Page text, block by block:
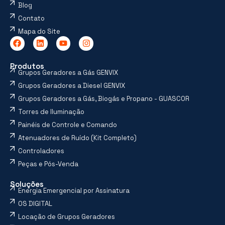
Blog
Contato
Mapa do Site
Produtos
Grupos Geradores a Gás GENVIX
Grupos Geradores a Diesel GENVIX
Grupos Geradores a Gás, Biogás e Propano - GUASCOR
Torres de Iluminação
Painéis de Controle e Comando
Atenuadores de Ruído (Kit Completo)
Controladores
Peças e Pós-Venda
Soluções
Energia Emergencial por Assinatura
OS DIGITAL
Locação de Grupos Geradores